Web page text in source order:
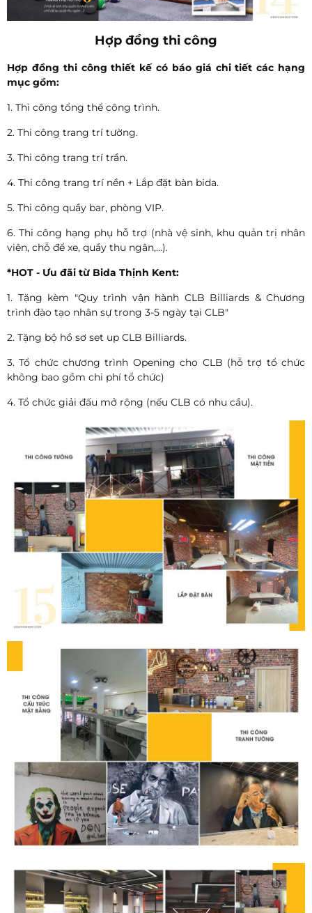
Hợp đồng thi công
Hợp đồng thi công thiết kế có báo giá chi tiết các hạng
mục gồm:
1. Thi công tổng thể công trình.
2. Thi công trang trí tường.
3. Thi công trang trí trần.
4. Thi công trang trí nền + Lắp đặt bàn bida.
5. Thi công quầy bar, phòng VIP.
6. Thi công hạng phụ hỗ trợ (nhà vệ sinh, khu quản trị nhân
viên, chỗ để xe, quầy thu ngân,...).
*HOT - Ưu đãi từ Bida Thịnh Kent:
1. Tặng kèm "Quy trình vận hành CLB Billiards & Chương
trình đào tạo nhân sự trong 3-5 ngày tại CLB"
2. Tặng bộ hồ sơ set up CLB Billiards.
3. Tổ chức chương trình Opening cho CLB (hỗ trợ tổ chức
không bao gồm chi phí tổ chức)
4. Tổ chức giải đấu mở rộng (nếu CLB có nhu cầu).